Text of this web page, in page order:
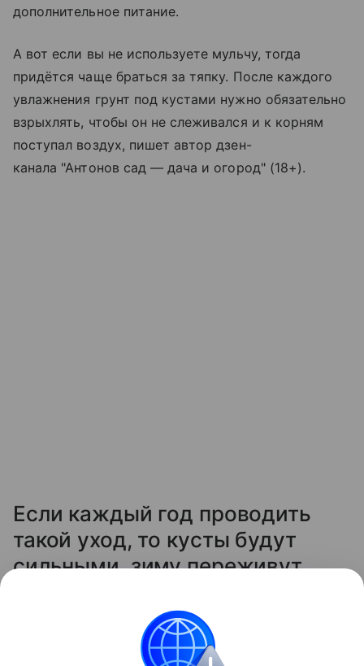
дополнительное питание.
А вот если вы не используете мульчу, тогда
придётся чаще браться за тяпку. После каждого
увлажнения грунт под кустами нужно обязательно
взрыхлять, чтобы он не слеживался и к корням
поступал воздух, пишет автор дзен-
канала "Антонов сад — дача и огород" (18+).
Если каждый год проводить
такой уход, то кусты будут
сильными, зиму переживут
отблагодарят вас крупной и
сладкой ягодой.